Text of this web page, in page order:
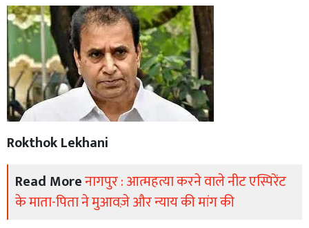
Rokthok Lekhani
Read Moreनागपुर : आत्महत्या करने वाले नीट एस्पिरेंट
के माता-पिता ने मुआवज़े और न्याय की मांग की